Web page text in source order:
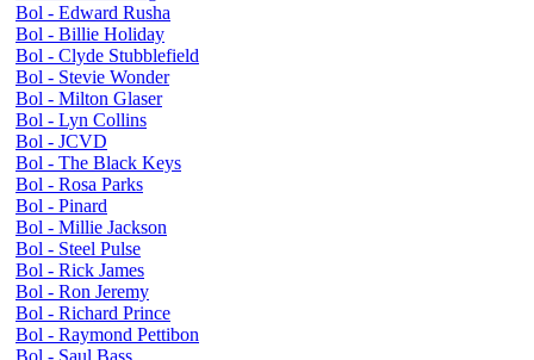
Bol - Edward Rusha
Bol - Billie Holiday
Bol - Clyde Stubblefield
Bol - Stevie Wonder
Bol - Milton Glaser
Bol - Lyn Collins
Bol - JCVD
Bol - The Black Keys
Bol - Rosa Parks
Bol - Pinard
Bol - Millie Jackson
Bol - Steel Pulse
Bol - Rick James
Bol - Ron Jeremy
Bol - Richard Prince
Bol - Raymond Pettibon
Bol - Saul Bass